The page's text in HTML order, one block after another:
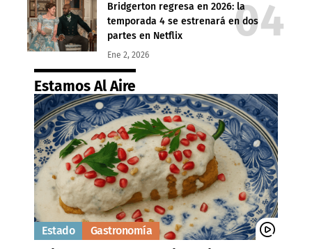
Bridgerton regresa en 2026: la
temporada 4 se estrenará en dos
partes en Netflix
Ene 2, 2026
Estamos Al Aire
Estado Gastronomía